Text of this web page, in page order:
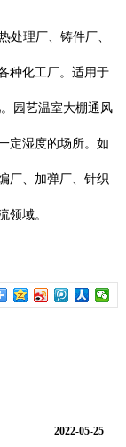
处理厂、铸件厂、
种化工厂。适用于
园艺温室大棚通风
定湿度的场所。如
厂、加弹厂、针织
领域。
2022-05-25